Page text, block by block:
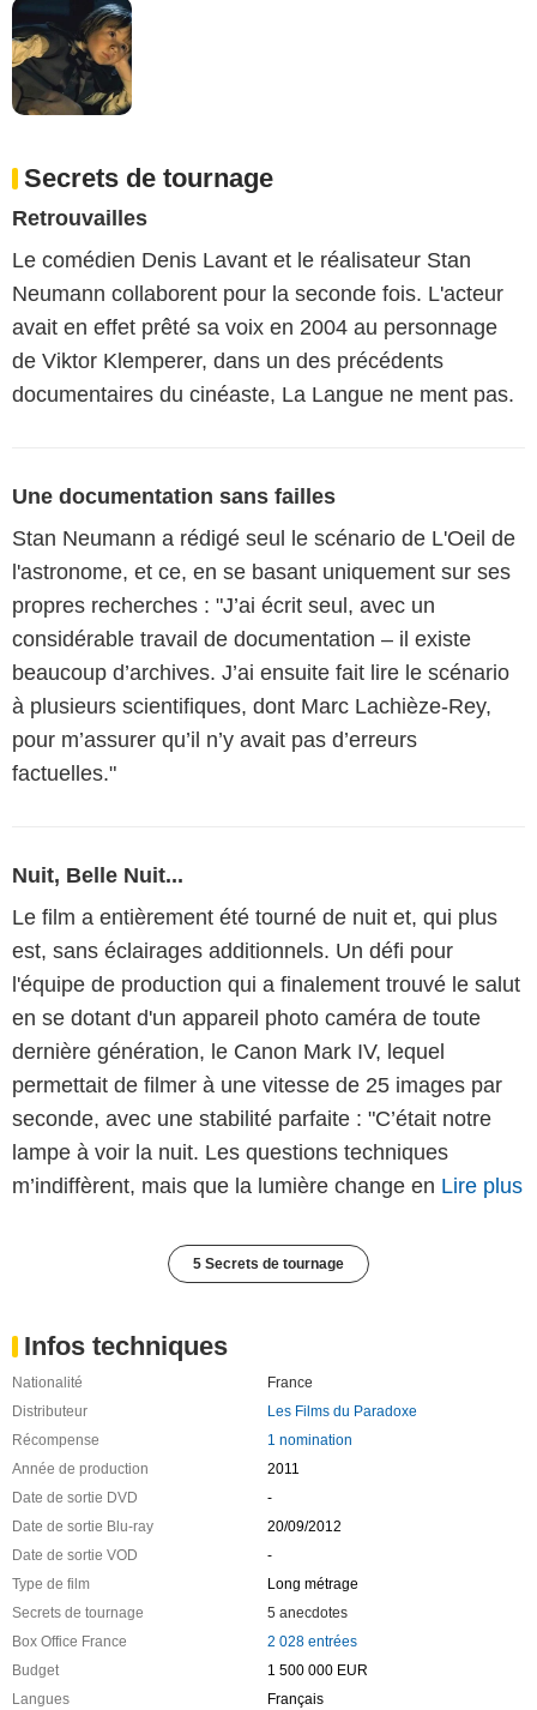
Secrets de tournage
Retrouvailles
Le comédien Denis Lavant et le réalisateur Stan
Neumann collaborent pour la seconde fois. L'acteur
avait en effet prêté sa voix en 2004 au personnage
de Viktor Klemperer, dans un des précédents
documentaires du cinéaste, La Langue ne ment pas.
Une documentation sans failles
Stan Neumann a rédigé seul le scénario de L'Oeil de
l'astronome, et ce, en se basant uniquement sur ses
propres recherches : "J’ai écrit seul, avec un
considérable travail de documentation – il existe
beaucoup d’archives. J’ai ensuite fait lire le scénario
à plusieurs scientifiques, dont Marc Lachièze-Rey,
pour m’assurer qu’il n’y avait pas d’erreurs
factuelles."
Nuit, Belle Nuit...
Le film a entièrement été tourné de nuit et, qui plus
est, sans éclairages additionnels. Un défi pour
l'équipe de production qui a finalement trouvé le salut
en se dotant d'un appareil photo caméra de toute
dernière génération, le Canon Mark IV, lequel
permettait de filmer à une vitesse de 25 images par
seconde, avec une stabilité parfaite : "C’était notre
lampe à voir la nuit. Les questions techniques
m’indiffèrent, mais que la lumière change en Lire plus
5 Secrets de tournage
Infos techniques
Nationalité
France
Distributeur
Les Films du Paradoxe
Récompense
1 nomination
Année de production
2011
Date de sortie DVD
-
Date de sortie Blu-ray
20/09/2012
Date de sortie VOD
-
Type de film
Long métrage
Secrets de tournage
5 anecdotes
Box Office France
2 028 entrées
Budget
1 500 000 EUR
Langues
Français